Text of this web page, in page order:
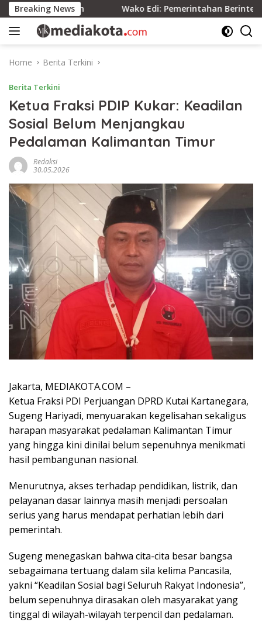
Skip
to
content
Breaking NewsWako Edi: Pemerintahan Berintegritas
Home Berita Terkini
Berita Terkini
Ketua Fraksi PDIP Kukar: Keadilan
Sosial Belum Menjangkau
Pedalaman Kalimantan Timur
Redaksi
30.05.2026
Jakarta, MEDIAKOTA.COM –
Ketua Fraksi PDI Perjuangan DPRD Kutai Kartanegara,
Sugeng Hariyadi, menyuarakan kegelisahan sekaligus
harapan masyarakat pedalaman Kalimantan Timur
yang hingga kini dinilai belum sepenuhnya menikmati
hasil pembangunan nasional.
Menurutnya, akses terhadap pendidikan, listrik, dan
pelayanan dasar lainnya masih menjadi persoalan
serius yang harus mendapat perhatian lebih dari
pemerintah.
Sugeng menegaskan bahwa cita-cita besar bangsa
sebagaimana tertuang dalam sila kelima Pancasila,
yakni “Keadilan Sosial bagi Seluruh Rakyat Indonesia”,
belum sepenuhnya dirasakan oleh masyarakat yang
tinggal di wilayah-wilayah terpencil dan pedalaman.